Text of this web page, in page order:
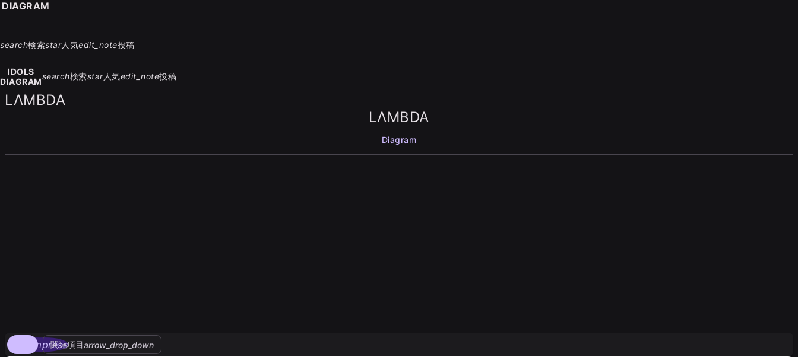
search検索star人気edit_note投稿
IDOLS
DIAGRAM
search検索star人気edit_note投稿
LΛMBDA
LΛMBDA
Diagram
compress
関連項目arrow_drop_down